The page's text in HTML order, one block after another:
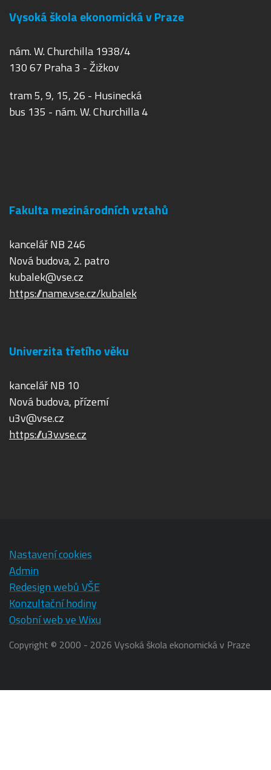
Vysoká škola ekonomická v Praze
nám. W. Churchilla 1938/4
130 67 Praha 3 - Žižkov
tram 5, 9, 15, 26 - Husinecká
bus 135 - nám. W. Churchilla 4
Fakulta mezinárodních vztahů
kancelář NB 246
Nová budova, 2. patro
kubalek@vse.cz
https://name.vse.cz/kubalek
Univerzita třetího věku
kancelář NB 10
Nová budova, přízemí
u3v@vse.cz
https://u3v.vse.cz
Nastavení cookies
Admin
Redesign webů VŠE
Konzultační hodiny
Osobní web ve Wixu
Copyright © 2000 - 2026 Vysoká škola ekonomická v Praze